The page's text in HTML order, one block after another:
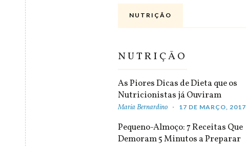
NUTRIÇÃO
NUTRIÇÃO
As Piores Dicas de Dieta que os
Nutricionistas já Ouviram
Maria Bernardino 17 DE MARÇO, 2017
Pequeno-Almoço: 7 Receitas Que
Demoram 5 Minutos a Preparar